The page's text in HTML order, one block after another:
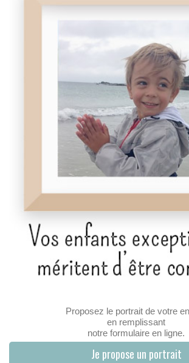
Proposez le portrait de votre
en remplissant
notre formulaire en ligne.
Je propose un portrait